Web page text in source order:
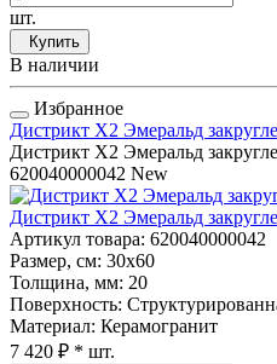
шт.
Купить
В наличии
Избранное
Дистрикт Х2 Эмеральд
Дистрикт Х2 Эмеральд
620040000042 New
Дистрикт Х2 Эмеральд
Артикул товара: 620040000042
Размер, см: 30x60
Толщина, мм: 20
Поверхность:
Материал: Керамогранит
7 420 ₽ * шт.